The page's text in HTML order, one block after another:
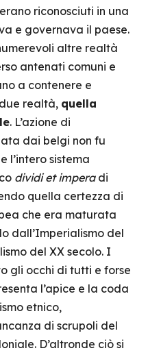
riconosciuti in una
e governava il paese.
altre realtà
antenati comuni e
a contenere e
realtà, quella
. L’azione di
dai belgi non fu
l’intero sistema
dividi et imperadi
quella certezza di
che era maturata
dall’Imperialismo del
del XX secolo. I
gli occhi di tutti e forse
l’apice e la coda
etnico,
di scrupoli del
D’altronde ciò si